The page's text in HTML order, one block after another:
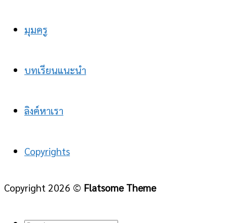
มุมครู
บทเรียนแนะนำ
ลิงค์หาเรา
Copyrights
Copyright 2026 © Flatsome Theme